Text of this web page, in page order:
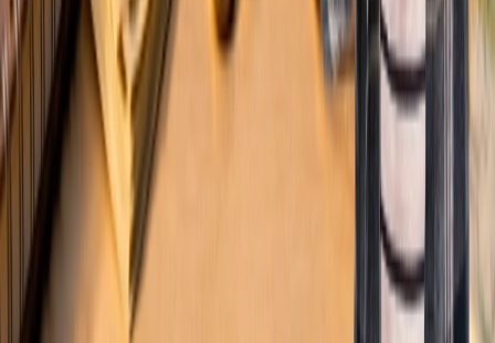
Dial In for Bigger Savings: Exclusive Deals!
+1-240-523-4500Instant Response
24/7 Quick